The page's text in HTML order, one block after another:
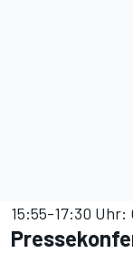
15:55-17:30 Uhr: